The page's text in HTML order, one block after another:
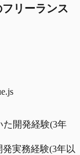
リーランス
た開発経験(3年
発実務経験(3年以